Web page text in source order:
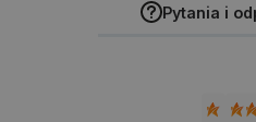
Pytania i